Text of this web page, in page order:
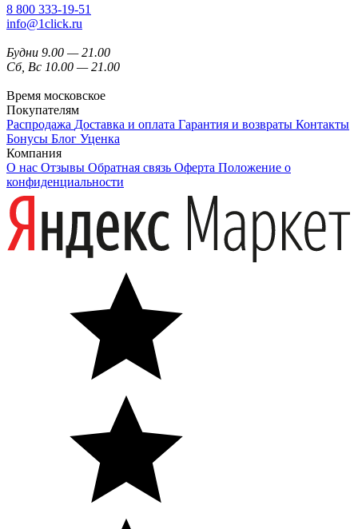
8 800 333-19-51
info@1click.ru
Будни 9.00 — 21.00
Сб, Вс 10.00 — 21.00
Время московское
Покупателям
Распродажа Доставка и оплата Гарантия и возвраты Контакты
Бонусы Блог Уценка
Компания
О нас Отзывы Обратная связь Оферта Положение о
конфиденциальности